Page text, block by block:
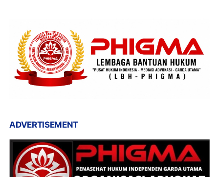
ADVERTISEMENT